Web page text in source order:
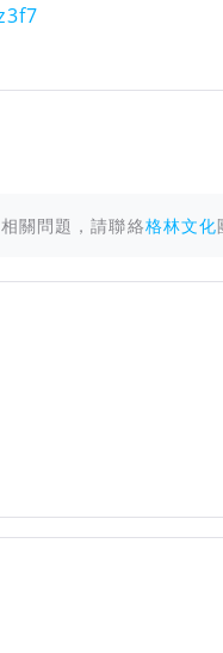
關問題，請聯絡格林文化